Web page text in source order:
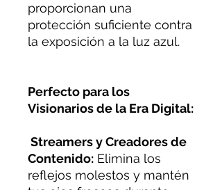
proporcionan una
protección suficiente contra
la exposición a la luz azul.
Perfecto para los
Visionarios de la Era Digital:
Streamers y Creadores de
Contenido: Elimina los
reflejos molestos y mantén